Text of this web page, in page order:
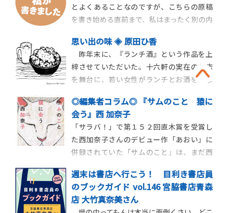
とよくあることなのですが、こちらの原稿
を書き始める直前まで、私はまったく別の内
ろが、私は出会ってしまったのです。喫茶店
に。運命の出会いでした。ＢＳの番組をな
んとなく観ていたら、お笑いコンビ「ず
ん」の飯尾和樹さんが喫茶店をめぐる番組
をやっていらっ
思い出の味 ◈ 原田ひ香
昨年末に、『ランチ酒』という作品を上
梓させていただいた。十六軒の実在のお店
を舞台に、若い女性がランチとお酒を楽し
昨年一月から八ヶ月、その半年ほど前から
いろいろな店を食べ歩いた。 自分の＂舌
＂にはまったく自信はないが、それなりに
吟味したつもりだ。もともと有名店 […]
◎編集者コラム◎ 『サムのこと 猿に
会う』西 加奈子
「サラバ！」で第１５２回直木賞を受賞し
た西加奈子さんのデビュー作「あおい」に
併録されていた「サムのこと」は、まだ西
す。２００３年ころに、「あおい」と「サ
ムのこと」の二編を引っ提げて、西さんは
上京されました。当時は、作家デビューも
週末は書店へ行こう！ 目利き書店員
のブックガイド vol.146 宮脇書店青森
店 大竹真奈美さん